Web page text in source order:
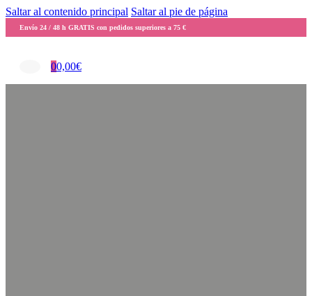
Saltar al contenido principal Saltar al pie de página
Envío 24 / 48 h GRATIS con pedidos superiores a 75 €
00,00€